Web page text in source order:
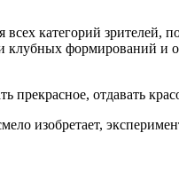
категорий зрителей,
клубных формирований
прекрасное, отдавать
изобретает,